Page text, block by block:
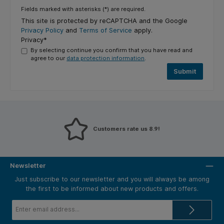
Fields marked with asterisks (*) are required.
This site is protected by reCAPTCHA and the Google
Privacy Policy and Terms of Service apply.
Privacy*
By selecting continue you confirm that you have read and
agree to our data protection information.
Submit
Customers rate us 8.9!
Newsletter
Just subscribe to our newsletter and you will always be among
the first to be informed about new products and offers.